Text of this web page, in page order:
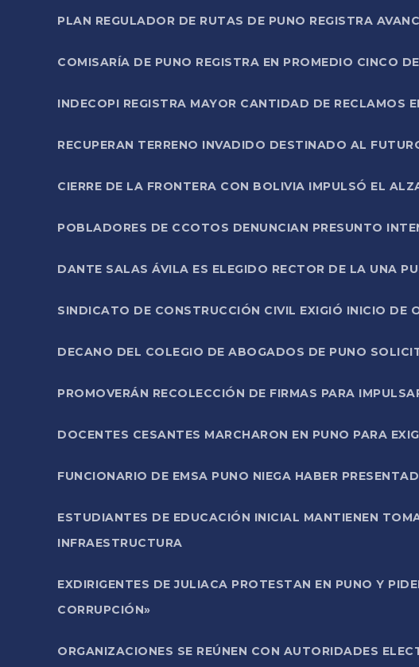
PLAN REGULADOR DE RUTAS DE PUNO REGISTRA
COMISARÍA DE PUNO REGISTRA EN PROMEDIO CINCO
INDECOPI REGISTRA MAYOR CANTIDAD DE RECLAMOS
RECUPERAN TERRENO INVADIDO DESTINADO AL
CIERRE DE LA FRONTERA CON BOLIVIA IMPULSÓ EL
POBLADORES DE CCOTOS DENUNCIAN PRESUNTO
DANTE SALAS ÁVILA ES ELEGIDO RECTOR DE LA UNA
SINDICATO DE CONSTRUCCIÓN CIVIL EXIGIÓ INICIO DE
DECANO DEL COLEGIO DE ABOGADOS DE PUNO
PROMOVERÁN RECOLECCIÓN DE FIRMAS PARA
DOCENTES CESANTES MARCHARON EN PUNO PARA
FUNCIONARIO DE EMSA PUNO NIEGA HABER
ESTUDIANTES DE EDUCACIÓN INICIAL MANTIENEN
INFRAESTRUCTURA
EXDIRIGENTES DE JULIACA PROTESTAN EN PUNO Y
CORRUPCIÓN»
ORGANIZACIONES SE REÚNEN CON AUTORIDADES